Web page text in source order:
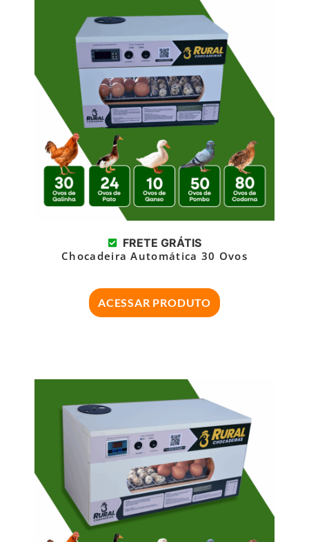
FRETE GRÁTIS
Chocadeira Automática 30 Ovos
ACESSAR PRODUTO